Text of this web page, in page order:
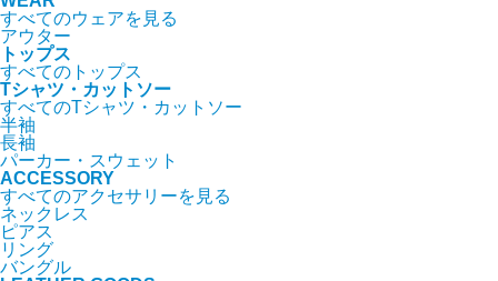
すべてのウェアを見る
アウター
トップス
すべてのトップス
Tシャツ・カットソー
すべてのTシャツ・カットソー
半袖
長袖
パーカー・スウェット
ACCESSORY
すべてのアクセサリーを見る
ネックレス
ピアス
リング
バングル